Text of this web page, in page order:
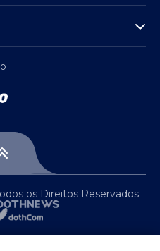
os Direitos Reservados